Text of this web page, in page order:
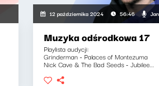
12 października 2024 56:46
Muzyka odśrodkowa 17
Playlista audycji:
Grinderman - Palaces of Montezuma
Nick Cave & The Bad Seeds - Jubilee...